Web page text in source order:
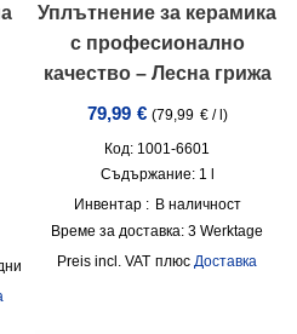
Уплътнение за керамика
с професионално
качество – Лесна грижа
79,99 € (79,99 €/l)
Код: 1001-6601
Съдържание: 1
Инвентар : В наличност
Време за доставка: 3 Werktage
incl. VAT плюс Доставка